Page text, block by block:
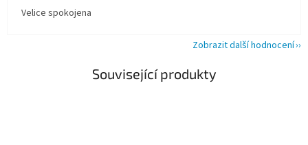
Velice spokojena
Zobrazit další hodnocení
Související produkty